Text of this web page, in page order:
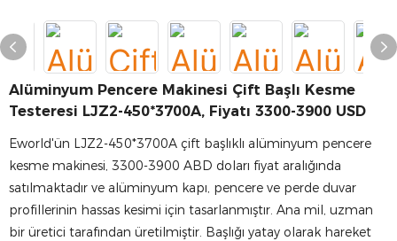
Alüminyum Pencere Makinesi Çift Başlı Kesme
Testeresi LJZ2-450*3700A, Fiyatı 3300-3900 USD
Eworld'ün LJZ2-450*3700A çift başlıklı alüminyum pencere
kesme makinesi, 3300-3900 ABD doları fiyat aralığında
satılmaktadır ve alüminyum kapı, pencere ve perde duvar
profillerinin hassas kesimi için tasarlanmıştır. Ana mil, uzman
bir üretici tarafından üretilmiştir. Başlığı yatay olarak hareket